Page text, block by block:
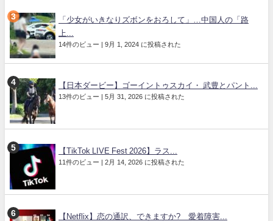
「少女がいきなりズボンをおろして」…中国人の「路
上...
14件のビュー | 9月 1, 2024 に投稿された
【日本ダービー】ゴーイントゥスカイ・ 武豊とパント...
13件のビュー | 5月 31, 2026 に投稿された
【TikTok LIVE Fest 2026】ラス...
11件のビュー | 2月 14, 2026 に投稿された
【Netflix】恋の通訳、できますか? 愛着障害...